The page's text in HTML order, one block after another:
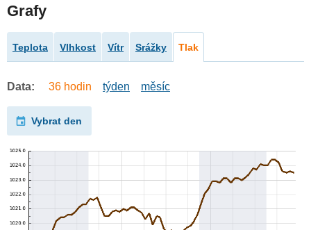
Grafy
Teplota Vlhkost Vítr Srážky Tlak
Data: 36 hodin týden měsíc
Vybrat den